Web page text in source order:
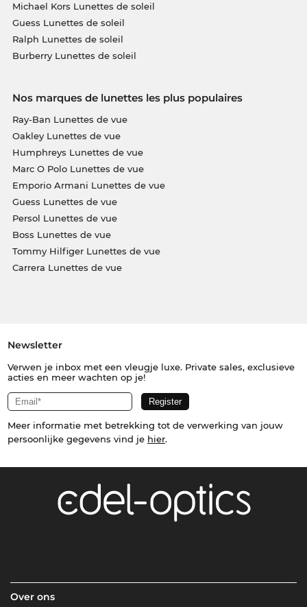
Michael Kors Lunettes de soleil
Guess Lunettes de soleil
Ralph Lunettes de soleil
Burberry Lunettes de soleil
Nos marques de lunettes les plus populaires
Ray-Ban Lunettes de vue
Oakley Lunettes de vue
Humphreys Lunettes de vue
Marc O Polo Lunettes de vue
Emporio Armani Lunettes de vue
Guess Lunettes de vue
Persol Lunettes de vue
Boss Lunettes de vue
Tommy Hilfiger Lunettes de vue
Carrera Lunettes de vue
Newsletter
Verwen je inbox met een vleugje luxe. Private sales, exclusieve
acties en meer wachten op je!
Meer informatie met betrekking tot de verwerking van jouw
persoonlijke gegevens vind je hier.
Over ons